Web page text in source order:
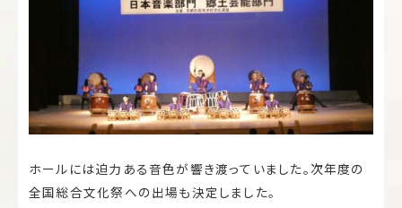
ホールには迫力ある音色が響き渡っていました。次年度の
全国総合文化祭への出場も決定しました。